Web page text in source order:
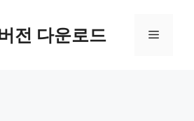
전 다운로드 메